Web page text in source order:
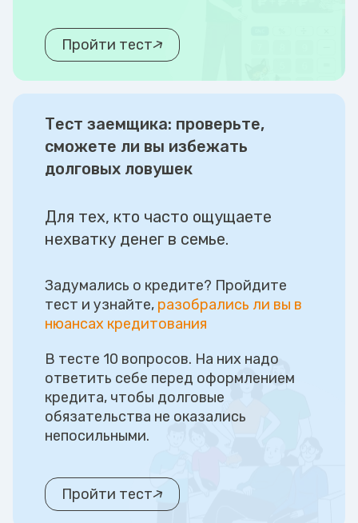
Пройти тест
Тест заемщика: проверьте,
сможете ли вы избежать
долговых ловушек
Для тех, кто часто ощущаете
нехватку денег в семье.
Задумались о кредите? Пройдите
тест и узнайте, разобрались ли вы в
нюансах кредитования
В тесте 10 вопросов. На них надо
ответить себе перед оформлением
кредита, чтобы долговые
обязательства не оказались
непосильными.
Пройти тест